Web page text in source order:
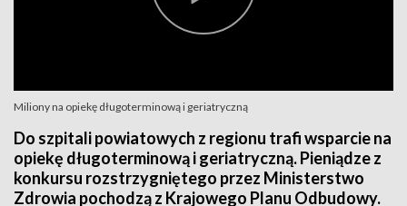
Miliony na opiekę długoterminową i geriatryczną
Do szpitali powiatowych z regionu trafi wsparcie na
opiekę długoterminową i geriatryczną. Pieniądze z
konkursu rozstrzygniętego przez Ministerstwo
Zdrowia pochodzą z Krajowego Planu Odbudowy.